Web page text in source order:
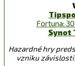
Fortuna:
Synot
Hazardné hry
vzniku